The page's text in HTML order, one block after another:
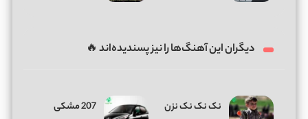
دیگران این آهنگ‌ها را نیز پسندیده‌اند 🔥
نک نک نک نزن 207 مشکی